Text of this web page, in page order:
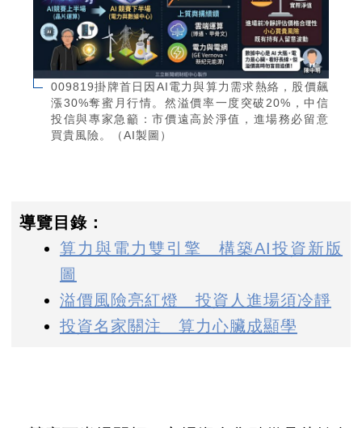
009819掛牌首日因AI電力與算力需求熱絡，股價飆
漲30%奪蜜月行情。然溢價率一度突破20%，中信
投信與專家急籲：市價遠高於淨值，進場務必留意
買貴風險。（AI製圖）
導覽目錄：
算力與電力雙引擎 構築AI投資新版
圖
溢價風險亮紅燈 投資人進場須冷靜
投資名家關注 算力心臟成顯學